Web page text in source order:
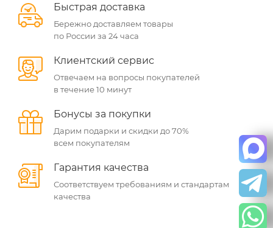
Быстрая доставка
Бережно доставляем товары
по России за 24 часа
Клиентский сервис
Отвечаем на вопросы покупателей
в течение 10 минут
Бонусы за покупки
Дарим подарки и скидки до 70%
всем покупателям
Гарантия качества
Соответствуем требованиям и стандартам
качества